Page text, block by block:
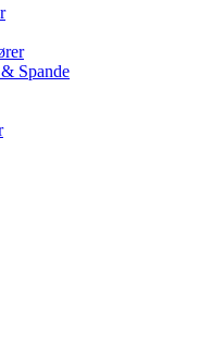
Spande